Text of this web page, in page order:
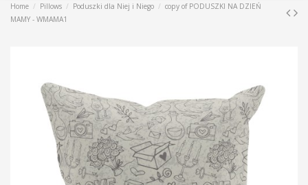
Home Pillows Poduszki dla Niej i Niego
copy of PODUSZKI NA DZIEŃ
MAMY - WMAMA1